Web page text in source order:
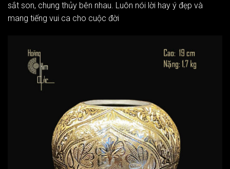
sắt son, chung thủy bên nhau. Luôn nói lời hay ý đẹp và
mang tiếng vui ca cho cuộc đời